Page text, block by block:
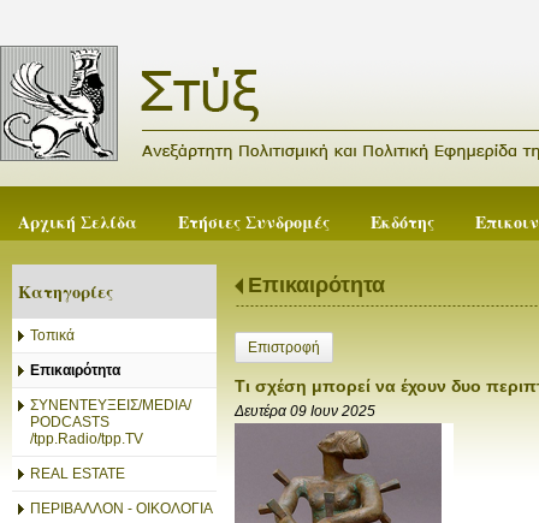
Αρχική Σελίδα Ετήσιες Συνδρομές Εκδότης
Κατηγορίες
Τοπικά
Επικαιρότητα
ΣΥΝΕΝΤΕΥΞΕΙΣ/MEDIA/
PODCASTS
/tpp.Radio/tpp.TV
REAL ESTATE
ΠΕΡΙΒΑΛΛΟΝ - ΟΙΚΟΛΟΓΙΑ
Επικαιρότητα
Επιστροφή
Τι σχέση μπορεί να έχουν δυο
Δευτέρα 09 Ιουν 2025